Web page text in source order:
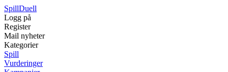
SpillDuell
Logg på
Register
Mail nyheter
Kategorier
Spill
Vurderinger